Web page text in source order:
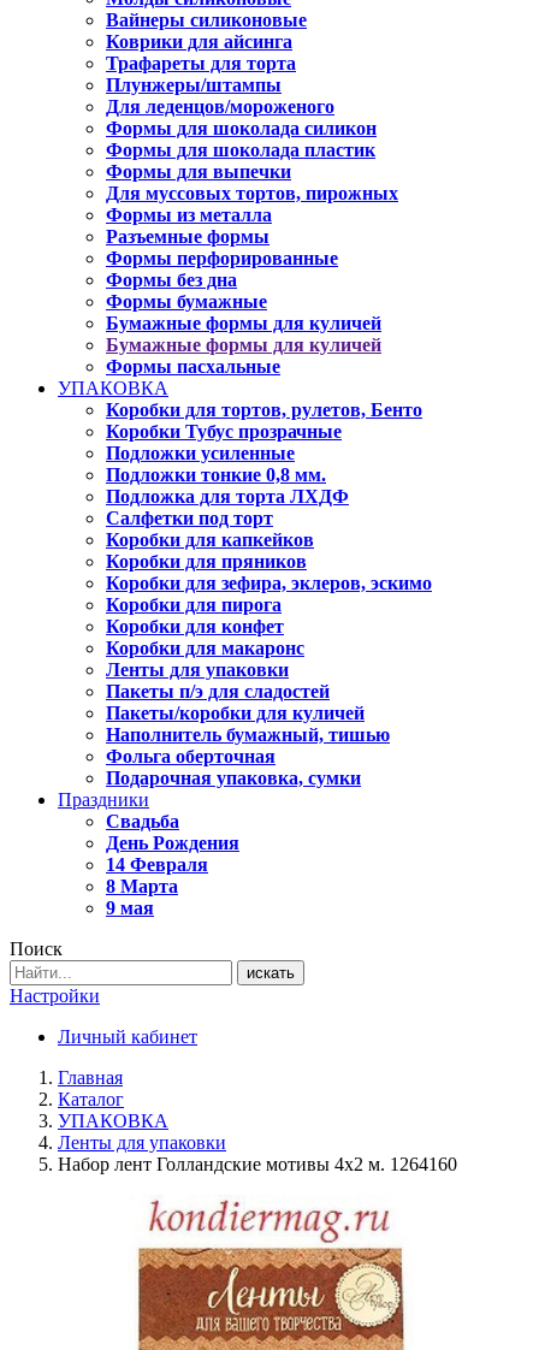
Вайнеры силиконовые
Коврики для айсинга
Трафареты для торта
Плунжеры/штампы
Для леденцов/мороженого
Формы для шоколада силикон
Формы для шоколада пластик
Формы для выпечки
Для муссовых тортов, пирожных
Формы из металла
Разъемные формы
Формы перфорированные
Формы без дна
Формы бумажные
Бумажные формы для куличей
Бумажные формы для куличей
Формы пасхальные
УПАКОВКА
Коробки для тортов, рулетов, Бенто
Коробки Тубус прозрачные
Подложки усиленные
Подложки тонкие 0,8 мм.
Подложка для торта ЛХДФ
Салфетки под торт
Коробки для капкейков
Коробки для пряников
Коробки для зефира, эклеров, эскимо
Коробки для пирога
Коробки для конфет
Коробки для макаронс
Ленты для упаковки
Пакеты п/э для сладостей
Пакеты/коробки для куличей
Наполнитель бумажный, тишью
Фольга оберточная
Подарочная упаковка, сумки
Праздники
Свадьба
День Рождения
14 Февраля
8 Марта
9 мая
Поиск
искать
Настройки
Личный кабинет
Главная
Каталог
УПАКОВКА
Ленты для упаковки
Набор лент Голландские мотивы 4х2 м. 1264160